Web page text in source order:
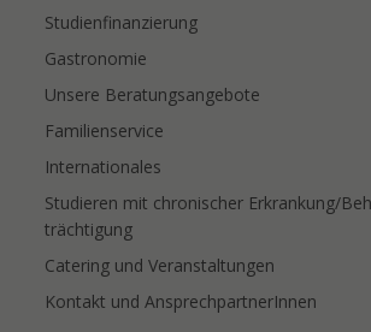
Studienfinanzierung
Gastronomie
Unsere Beratungsangebote
Familienservice
Internationales
Studieren mit chronischer Erkrankung/
trächtigung
Catering und Veranstaltungen
Kontakt und AnsprechpartnerInnen